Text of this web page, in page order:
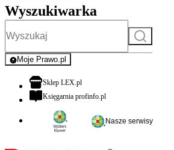
Wyszukiwarka
Szukaj
Moje Prawo.pl
- rejestracja i logowanie do serwisu
Sklep LEX.plotwiera się w nowej karcie
Księgarnia profinfo.plotwiera się w nowej
Nasze serwisy